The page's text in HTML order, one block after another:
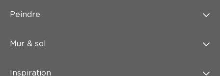
Peindre
Mur & sol
Inspiration